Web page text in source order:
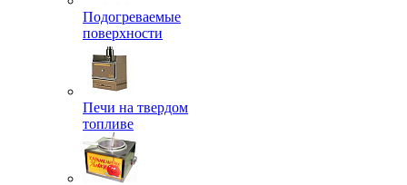
Подогреваемые
поверхности
Печи на твердом
топливе